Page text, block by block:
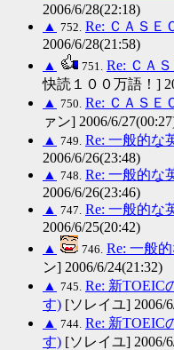
2006/6/28(22:18)
▲ 752. Re: ＣＡＳＥ
2006/6/28(21:58)
▲
751. Re: ＣＡ
快読１００万語！]
▲ 750. Re: ＣＡＳＥ
ァン] 2006/6/
▲ 749. Re: 一般的な
2006/6/26(23:48)
▲ 748. Re: 一般的な
2006/6/26(23:46)
▲ 747. Re: 一般的な
2006/6/25(20:42)
▲
746. Re: 一般
ン] 2006/6/24(21:32)
▲ 745. Re: 新TOEIC
す) [ソレイユ] 2006/
▲ 744. Re: 新TOEIC
す) [ソレイユ] 2006/